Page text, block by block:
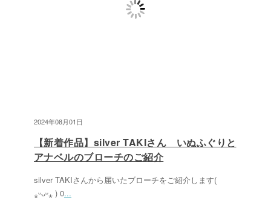
2024年08月01日
【新着作品】silver TAKIさん いぬふぐりと
アナベルのブローチのご紹介
silver TAKIさんから届いたブローチをご紹介します(
⁎ᵕᴗᵕ⁎ ) 0...